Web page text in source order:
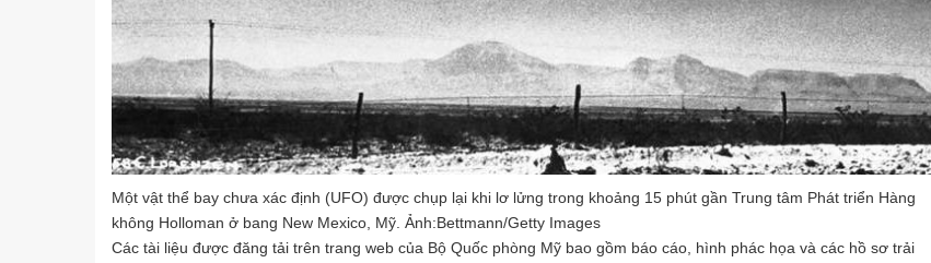
Một vật thể bay chưa xác định (UFO) được chụp lại khi lơ lửng trong khoảng 15 phút gần Trung tâm Phát triển Hàng
không Holloman ở bang New Mexico, Mỹ. Ảnh:Bettmann/Getty Images
Các tài liệu được đăng tải trên trang web của Bộ Quốc phòng Mỹ bao gồm báo cáo, hình phác họa và các hồ sơ trải